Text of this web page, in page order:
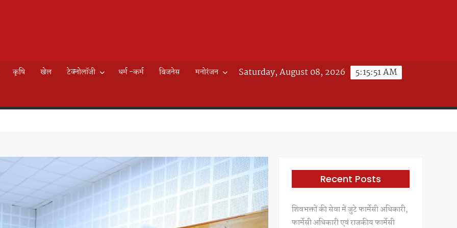
कृषि खेल टेक्नोलॉजी धर्म -कर्म बिजनेस
मनोरंजन
5:15:54 AM
Saturday, August 08, 2026
Recent Posts
शिवभक्तों की सेवा में जुटे फार्मेसी अधिकारी,
फार्मेसी अधिकारी एवं राजकीय फार्मेसी